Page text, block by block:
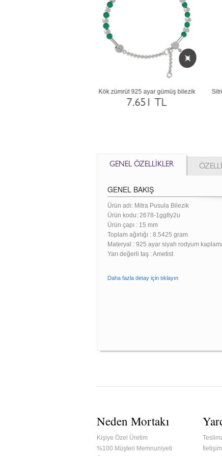
Garnet 18 ayar altın bilezik
109.176 TL
GENEL ÖZELLİKLER
GENEL BAKIŞ
Ürün adı: Mitra Pusula Bilezik
Ürün kodu: 2678-1gg8y2u
Ürün çapı : 15 mm
Toplam ağırlığı : 8.5425 gram
Materyal : 925 ayar siyah rodyum
Yarı değerli taş : Ametist
Daha fazla detay için tıklayın
Neden Mortakı
Kişiye Özel Üretim
%100 Müşteri Memnuniyeti